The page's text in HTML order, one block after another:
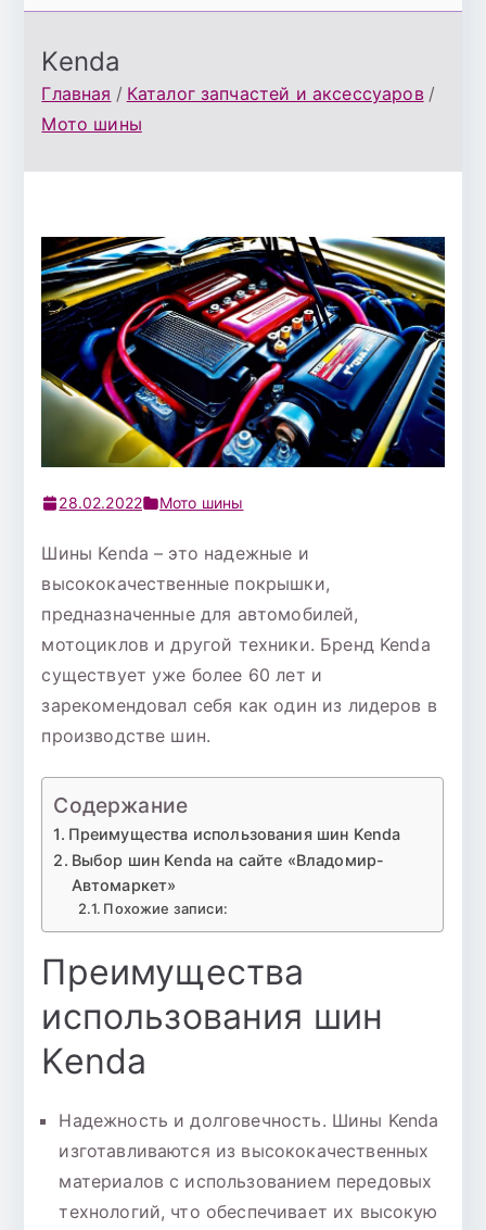
Kenda
Главная
Каталог запчастей и аксессуаров
Мото шины
28.02.2022 Мото шины
Шины Kenda – это надежные и
высококачественные покрышки,
предназначенные для автомобилей,
мотоциклов и другой техники. Бренд Kenda
существует уже более 60 лет и
зарекомендовал себя как один из лидеров в
производстве шин.
Содержание
Преимущества использования шин Kenda
Выбор шин Kenda на сайте «Владомир-
Автомаркет»
Похожие записи:
Преимущества
использования шин
Kenda
Надежность и долговечность. Шины Kenda
изготавливаются из высококачественных
материалов с использованием передовых
технологий, что обеспечивает их высокую